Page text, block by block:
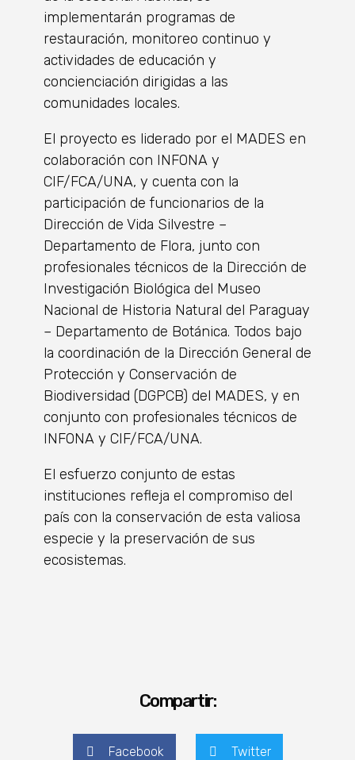
implementarán programas de
restauración, monitoreo continuo y
actividades de educación y
concienciación dirigidas a las
comunidades locales.
El proyecto es liderado por el MADES en
colaboración con INFONA y
CIF/FCA/UNA, y cuenta con la
participación de funcionarios de la
Dirección de Vida Silvestre –
Departamento de Flora, junto con
profesionales técnicos de la Dirección de
Investigación Biológica del Museo
Nacional de Historia Natural del Paraguay
– Departamento de Botánica. Todos bajo
la coordinación de la Dirección General de
Protección y Conservación de
Biodiversidad (DGPCB) del MADES, y en
conjunto con profesionales técnicos de
INFONA y CIF/FCA/UNA.
El esfuerzo conjunto de estas
instituciones refleja el compromiso del
país con la conservación de esta valiosa
especie y la preservación de sus
ecosistemas.
Compartir:
Facebook Twitter